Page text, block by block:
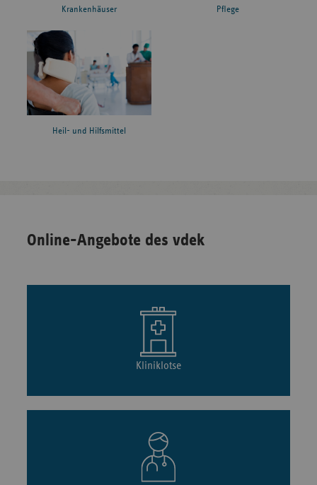
Krankenhäuser Pflege
Heil- und Hilfsmittel
Online-Angebote des vdek
Kliniklotse